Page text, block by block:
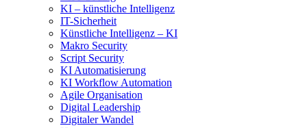
KI – künstliche Intelligenz
IT-Sicherheit
Künstliche Intelligenz – KI
Makro Security
Script Security
KI Automatisierung
KI Workflow Automation
Agile Organisation
Digital Leadership
Digitaler Wandel